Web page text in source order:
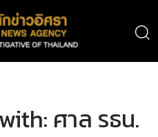
ศาล รธน.